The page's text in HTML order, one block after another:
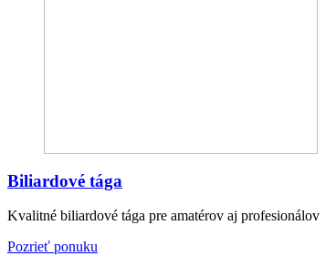
Biliardové tága
Kvalitné biliardové tága pre amatérov aj profesionálov
Pozrieť ponuku